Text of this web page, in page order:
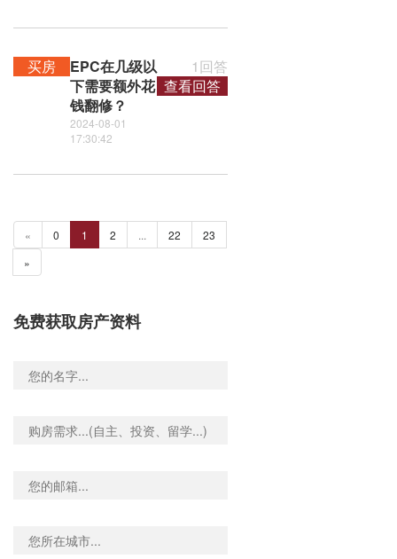
买房
EPC在几级以
下需要额外花
钱翻修？
2024-08-01
17:30:42
1回答
查看回答
« 0 1 2 ... 22
23
»
免费获取房产资料